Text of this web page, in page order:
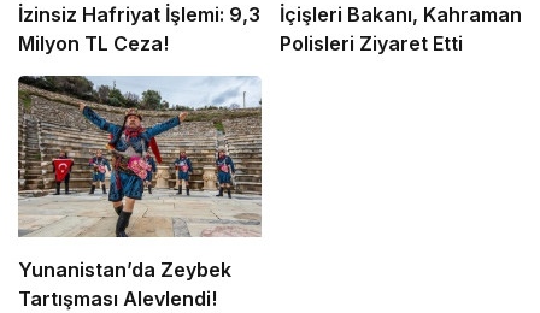
İzinsiz Hafriyat İşlemi: 9,3
Milyon TL Ceza!
İçişleri Bakanı, Kahraman
Polisleri Ziyaret Etti
Yunanistan’da Zeybek
Tartışması Alevlendi!